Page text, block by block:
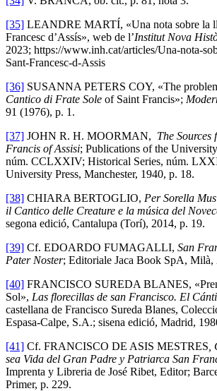
[35] LEANDRE MARTÍ, «Una nota sobre la
Francesc d’Assís», web de l’Institut Nova
2023; https://www.inh.cat/articles/Una-nota-
Sant-Francesc-d-Assis
[36] SUSANNA PETERS COY, «The
Cantico di Frate Sole of Saint Francis»;
91 (1976), p. 1.
[37] JOHN R. H. MOORMAN, The Sources
Francis of Assisi; Publications of the
núm. CCLXXIV; Historical Series, núm.
University Press, Manchester, 1940, p. 18.
[38] CHIARA BERTOGLIO, Per Sorella
il Cantico delle Creature e la música del
segona edició, Cantalupa (Torí), 2014, p. 19.
[39] Cf. EDOARDO FUMAGALLI, San
Pater Noster; Editoriale Jaca Book SpA, Milà,
[40] FRANCISCO SUREDA BLANES,
Sol», Las florecillas de san Francisco. El
castellana de Francisco Sureda Blanes,
Espasa-Calpe, S.A.; sisena edició, Madrid,
[41] Cf. FRANCISCO DE ASIS MESTRES
sea Vida del Gran Padre y Patriarca San
Imprenta y Libreria de José Ribet, Editor;
Primer, p. 229.